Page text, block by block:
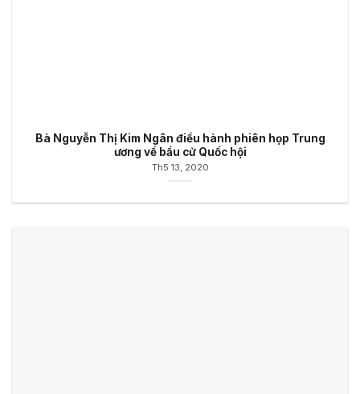
Bà Nguyễn Thị Kim Ngân điều hành phiên họp Trung
ương về bầu cử Quốc hội
Th5 13, 2020